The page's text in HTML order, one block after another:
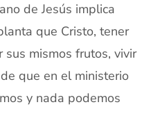
de Jesús implica
que Cristo, tener
sus mismos frutos, vivir
que en el ministerio
y nada podemos